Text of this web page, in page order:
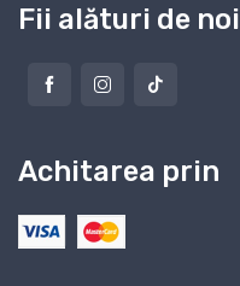
Fii alături de noi
Achitarea prin